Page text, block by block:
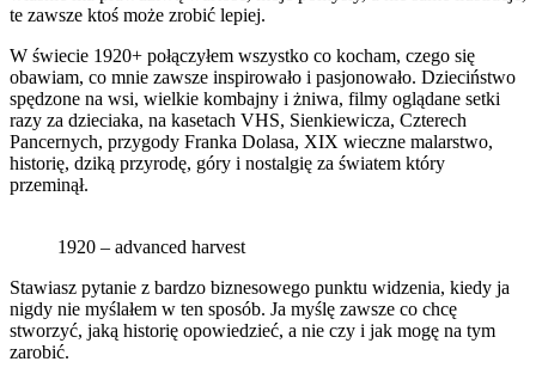
te zawsze ktoś może zrobić lepiej.
W świecie 1920+ połączyłem wszystko co kocham, czego się
obawiam, co mnie zawsze inspirowało i pasjonowało. Dzieciństwo
spędzone na wsi, wielkie kombajny i żniwa, filmy oglądane setki
razy za dzieciaka, na kasetach VHS, Sienkiewicza, Czterech
Pancernych, przygody Franka Dolasa, XIX wieczne malarstwo,
historię, dziką przyrodę, góry i nostalgię za światem który
przeminął.
1920 – advanced harvest
Stawiasz pytanie z bardzo biznesowego punktu widzenia, kiedy ja
nigdy nie myślałem w ten sposób. Ja myślę zawsze co chcę
stworzyć, jaką historię opowiedzieć, a nie czy i jak mogę na tym
zarobić.